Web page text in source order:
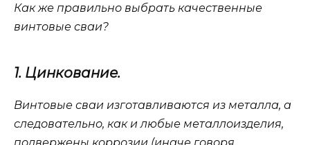
Как же правильно выбрать качественные
винтовые сваи?
1. Цинкование.
Винтовые сваи изготавливаются из металла, а
следовательно, как и любые металлоизделия,